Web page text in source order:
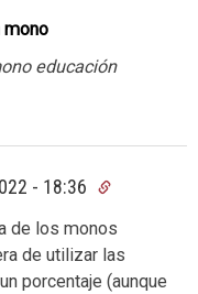
mono
educación
- 18:36
de los monos
de utilizar las
porcentaje (aunque